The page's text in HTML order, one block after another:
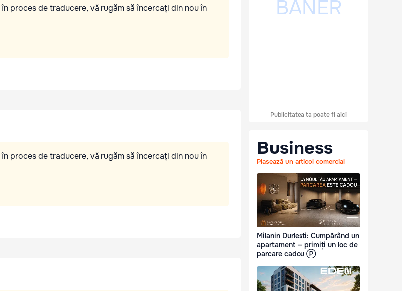
proces de traducere, vă rugăm să încercați din nou în
proces de traducere, vă rugăm să încercați din nou în
Publicitatea ta poate fi aici
Business
Plasează un articol comercial
Milanin Durlești: Cumpărând un
apartament — primiți un loc de
parcare cadou Ⓟ